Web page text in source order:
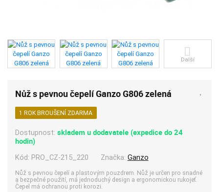
Další
Nůž s pevnou čepelí Ganzo G806 zelená
1 ROK BROUŠENÍ ZDARMA
Dostupnost:skladem u dodavatele (expedice do 24
hodin)
Kód: PRO_CZ-215_220 Značka: Ganzo
Nůž s pevnou čepelí a plastovým pouzdrem. Nůž je určen pro snadné
a bezpečné použití, má jednoduchý design a ergonomickou rukojeť.
Čepel má ochranou proti korozi.